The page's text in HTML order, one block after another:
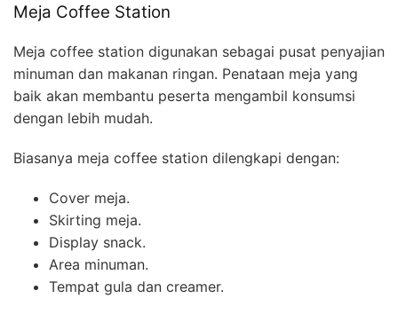
Meja Coffee Station
Meja coffee station digunakan sebagai pusat penyajian
minuman dan makanan ringan. Penataan meja yang
baik akan membantu peserta mengambil konsumsi
dengan lebih mudah.
Biasanya meja coffee station dilengkapi dengan:
Cover meja.
Skirting meja.
Display snack.
Area minuman.
Tempat gula dan creamer.